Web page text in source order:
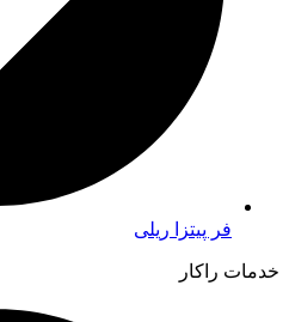
فر پیتزا ریلی
خدمات راکار